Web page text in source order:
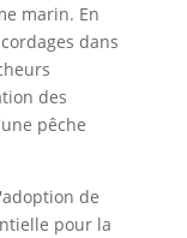
marin. En
dans
des
pêche
de
pour la